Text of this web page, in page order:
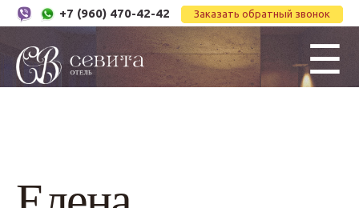
Заказать обратный звонок
+7 (960) 470-42-42
☰